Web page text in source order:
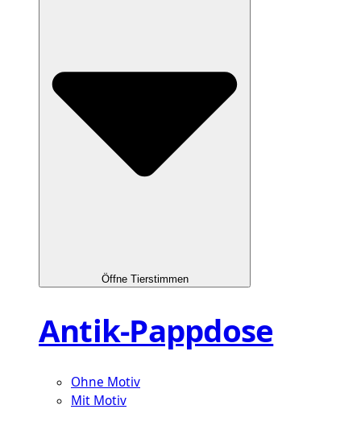
Öffne Tierstimmen
Antik-Pappdose
Ohne Motiv
Mit Motiv